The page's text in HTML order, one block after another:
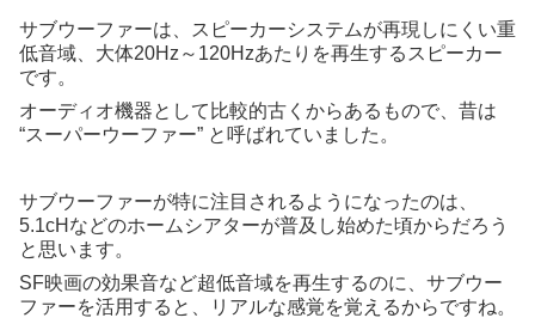
サブウーファーは、スピーカーシステムが再現しにくい重
低音域、大体20Hz～120Hzあたりを再生するスピーカー
です。
オーディオ機器として比較的古くからあるもので、昔は
“スーパーウーファー” と呼ばれていました。
サブウーファーが特に注目されるようになったのは、
5.1cHなどのホームシアターが普及し始めた頃からだろう
と思います。
SF映画の効果音など超低音域を再生するのに、サブウー
ファーを活用すると、リアルな感覚を覚えるからですね。